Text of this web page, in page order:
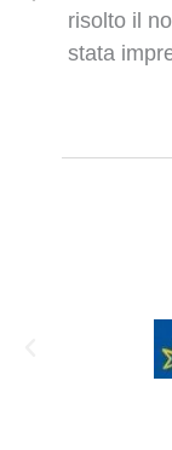
risolto il
stata